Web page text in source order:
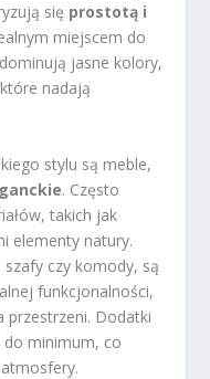
się prostotą i
miejscem do
jasne kolory,
nadają
stylu są meble,
. Często
takich jak
elementy natury.
szafy czy komody, są
funkcjonalności,
przestrzeni. Dodatki
minimum, co